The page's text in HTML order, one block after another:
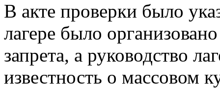
В акте проверки было
лагере было
запрета, а руководство
известность о массовом